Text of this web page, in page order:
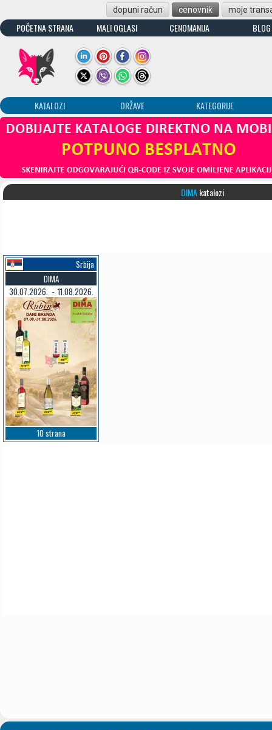
dopuni račun cenovnik moje
POČETNA STRANA MALI OGLASI CENOMANIJA BLOG
KATALOZI DRŽAVE KATEGORIJE
DIMAkatalozi
Srbija
DIMA
30.07.2026. - 11.08.2026.
10 strana